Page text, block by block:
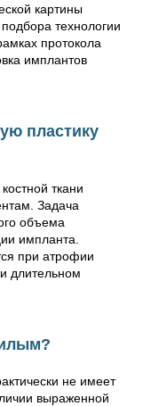
картины
технологии
протокола
имплантов
пластику
ткани
Задача
объема
импланта.
при атрофии
длительном
не имеет
выраженной